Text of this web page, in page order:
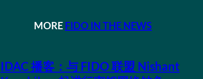
MORE FIDO IN THE NEWS
IDAC 播客：与 FIDO 联盟 Nishant